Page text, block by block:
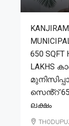
650 SQFT
LAKHS
സെൻ്റ്
ലക്ഷം